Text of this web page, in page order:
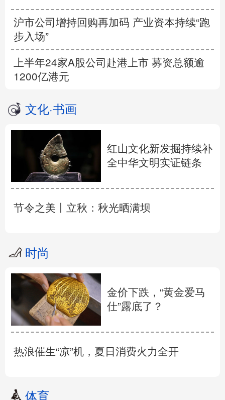
沪市公司增持回购再加码 产业资本持续“跑
步入场”
上半年24家A股公司赴港上市 募资总额逾
1200亿港元
文化·书画
红山文化新发掘持续补
全中华文明实证链条
节令之美丨立秋：秋光晒满坝
时尚
金价下跌，“黄金爱马
仕”露底了？
热浪催生“凉”机，夏日消费火力全开
体育